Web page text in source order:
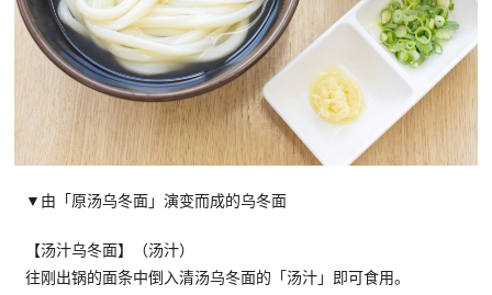
▼由「原汤乌冬面」演变而成的乌冬面
【汤汁乌冬面】（汤汁）
往刚出锅的面条中倒入清汤乌冬面的「汤汁」即可食用。